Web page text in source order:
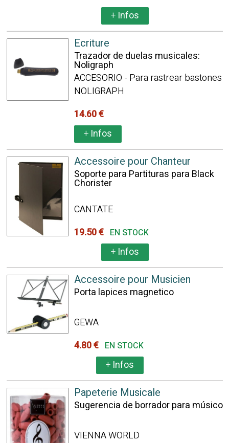
+Infos
Ecriture
Trazador de duelas musicales:
Noligraph
ACCESORIO - Para rastrear bastones
NOLIGRAPH
14.60 €
+Infos
Accessoire pour Chanteur
Soporte para Partituras para Black
Chorister
CANTATE
19.50 € EN STOCK
+Infos
Accessoire pour Musicien
Porta lapices magnetico
GEWA
4.80 € EN STOCK
+Infos
Papeterie Musicale
Sugerencia de borrador para músico
VIENNA WORLD